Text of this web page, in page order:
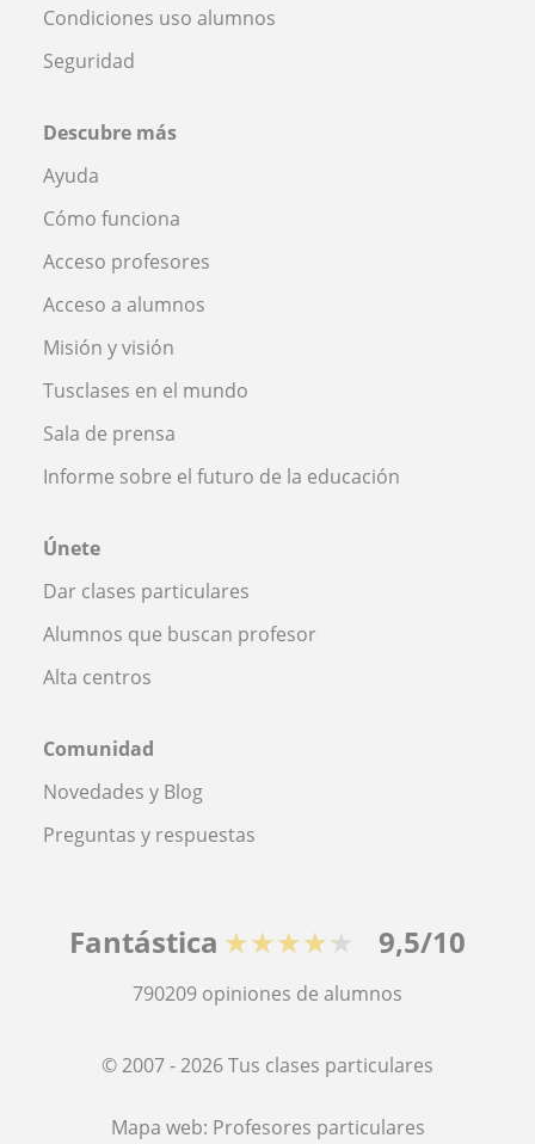
Condiciones uso alumnos
Seguridad
Descubre más
Ayuda
Cómo funciona
Acceso profesores
Acceso a alumnos
Misión y visión
Tusclases en el mundo
Sala de prensa
Informe sobre el futuro de la educación
Únete
Dar clases particulares
Alumnos que buscan profesor
Alta centros
Comunidad
Novedades y Blog
Preguntas y respuestas
Fantástica ★★★★★ 9,5/10
790209 opiniones de alumnos
© 2007 - 2026 Tus clases particulares
Mapa web: Profesores particulares